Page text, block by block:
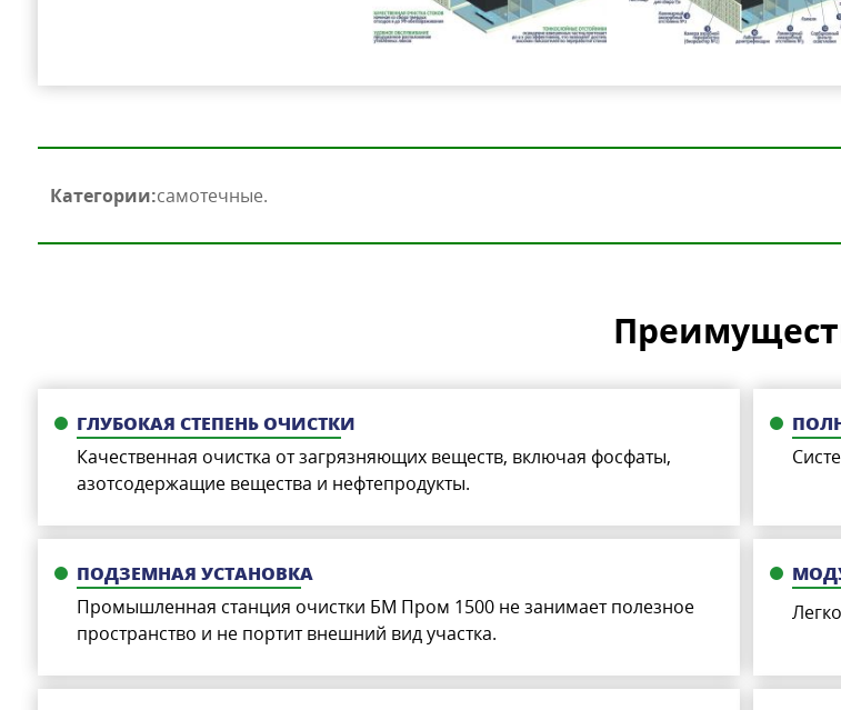
Категории:самотечные
ГЛУБОКАЯ СТЕПЕНЬ ОЧИСТКИ
Качественная очистка от загрязняющих веществ, включая фосфаты,
азотсодержащие вещества и нефтепродукты.
ПОДЗЕМНАЯ УСТАНОВКА
Промышленная станция очистки БМ Пром 1500 не занимает полезное
пространство и не портит внешний вид участка.